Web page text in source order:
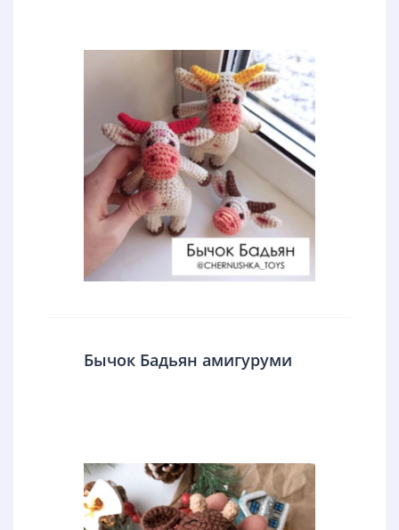
Бычок Бадьян амигуруми